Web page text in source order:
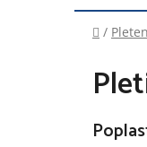
Domů
/